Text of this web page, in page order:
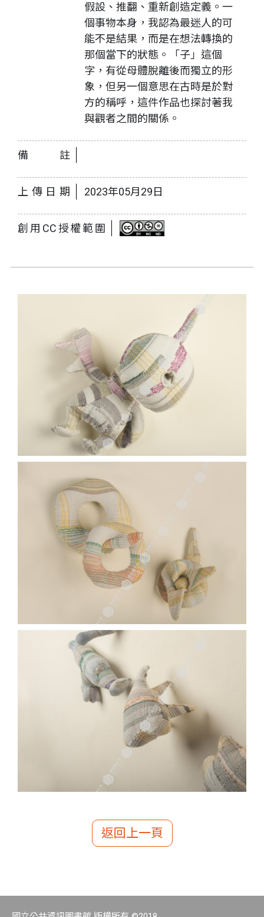
假設、推翻、重新創造定義。一
個事物本身，我認為最迷人的可
能不是結果，而是在想法轉換的
那個當下的狀態。「子」這個
字，有從母體脫離後而獨立的形
象，但另一個意思在古時是於對
方的稱呼，這件作品也探討著我
與觀者之間的關係。
備註
上傳日期 2023年05月29日
創用CC授權範圍
返回上一頁